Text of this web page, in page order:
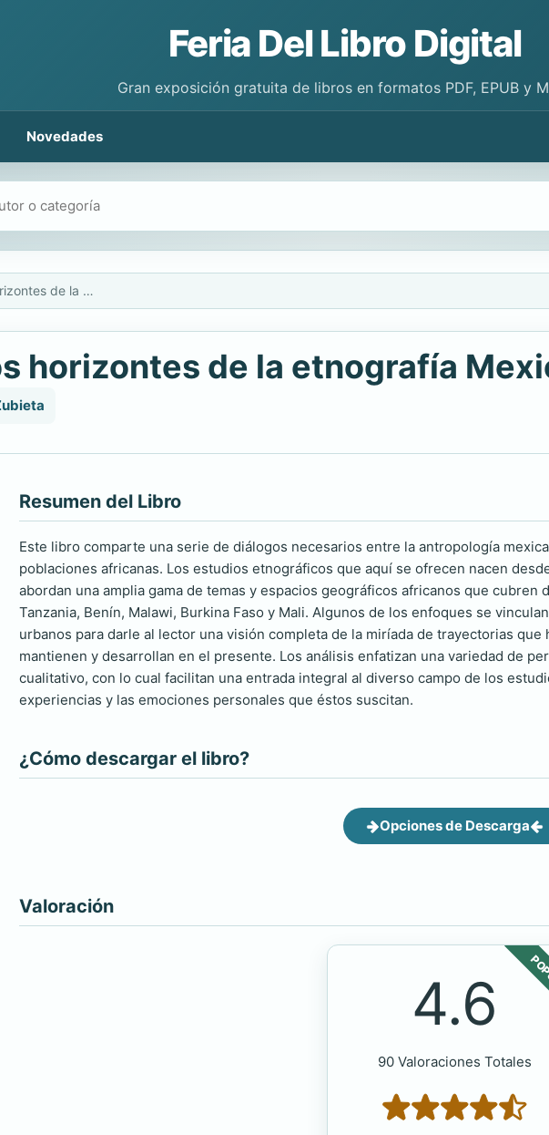
Feria Del Libro Digital
Gran exposición gratuita de libros en formatos PDF, EPUB y
Novedades
África: nuevos horizontes de la etnografía Mexicana
horizontes de la etnografía
Resumen del Libro
Este libro comparte una serie de diálogos necesarios entre la antropología
poblaciones africanas. Los estudios etnográficos que aquí se ofrecen nacen
abordan una amplia gama de temas y espacios geográficos africanos que cubren
Tanzania, Benín, Malawi, Burkina Faso y Mali. Algunos de los enfoques se
urbanos para darle al lector una visión completa de la miríada de trayectorias
mantienen y desarrollan en el presente. Los análisis enfatizan una variedad de
cualitativo, con lo cual facilitan una entrada integral al diverso campo de los
experiencias y las emociones personales que éstos suscitan.
¿Cómo descargar el libro?
Opciones de Descarga
Valoración
4.6
90 Valoraciones Totales